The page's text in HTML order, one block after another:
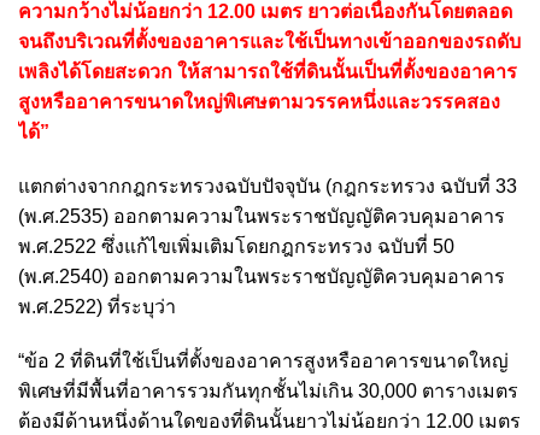
ความกว้างไม่น้อยกว่า 12.00 เมตร ยาวต่อเนื่องกันโดยตลอด
จนถึงบริเวณที่ตั้งของอาคารและใช้เป็นทางเข้าออกของรถดับ
เพลิงได้โดยสะดวก ให้สามารถใช้ที่ดินนั้นเป็นที่ตั้งของอาคาร
สูงหรืออาคารขนาดใหญ่พิเศษตามวรรคหนึ่งและวรรคสอง
ได้”
แตกต่างจากกฎกระทรวงฉบับปัจจุบัน (กฎกระทรวง ฉบับที่ 33
(พ.ศ.2535) ออกตามความในพระราชบัญญัติควบคุมอาคาร
พ.ศ.2522 ซึ่งแก้ไขเพิ่มเติมโดยกฎกระทรวง ฉบับที่ 50
(พ.ศ.2540) ออกตามความในพระราชบัญญัติควบคุมอาคาร
พ.ศ.2522) ที่ระบุว่า
“ข้อ 2 ที่ดินที่ใช้เป็นที่ตั้งของอาคารสูงหรืออาคารขนาดใหญ่
พิเศษที่มีพื้นที่อาคารรวมกันทุกชั้นไม่เกิน 30,000 ตารางเมตร
ต้องมีด้านหนึ่งด้านใดของที่ดินนั้นยาวไม่น้อยกว่า 12.00 เมตร